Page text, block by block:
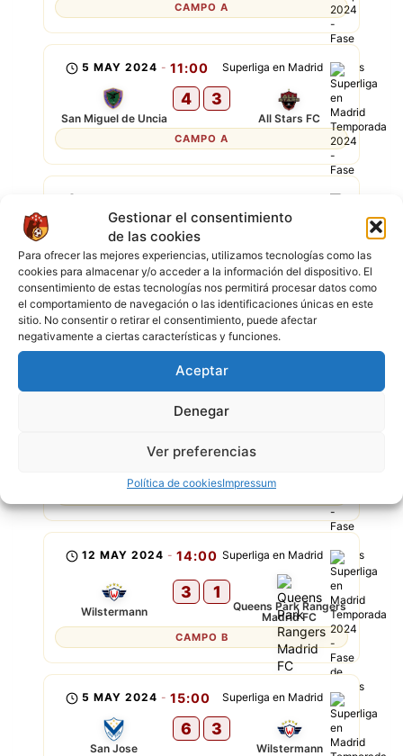
Gestionar el consentimiento
de las cookies
Para ofrecer las mejores experiencias, utilizamos tecnologías como las
cookies para almacenar y/o acceder a la información del dispositivo. El
consentimiento de estas tecnologías nos permitirá procesar datos como
el comportamiento de navegación o las identificaciones únicas en este
sitio. No consentir o retirar el consentimiento, puede afectar
negativamente a ciertas características y funciones.
Aceptar
Denegar
Ver preferencias
Política de cookiesImpressum
CAMPO A
Superliga en Madrid
5 MAY 2024 - 11:00
San Miguel de Uncia
4 3
All Stars FC
CAMPO A
San Miguel de Uncia
4 5
FC Candelaria
CAMPO A
WILSTERMANN
P P G P P
15:00
San Miguel de Uncia
0 1
Superliga en Madrid
12 MAY 2024 - 14:00
Wilstermann
3 1
Queens Park Rangers
Madrid FC
CAMPO B
Superliga en Madrid
5 MAY 2024 - 15:00
San Jose
6 3
Wilstermann